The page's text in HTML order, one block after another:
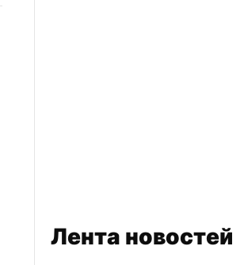
Лента новостей